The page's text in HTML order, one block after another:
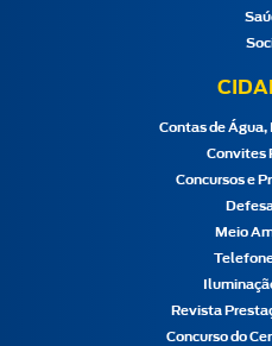
Contas de Água,
Convites
Concursos e
Meio
Revista
Concurso do